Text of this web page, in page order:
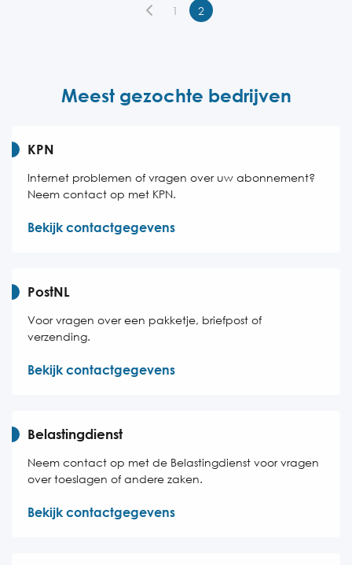
1 2
Meest gezochte bedrijven
KPN
Internet problemen of vragen over uw abonnement?
Neem contact op met KPN.
Bekijk contactgegevens
PostNL
Voor vragen over een pakketje, briefpost of
verzending.
Bekijk contactgegevens
Belastingdienst
Neem contact op met de Belastingdienst voor vragen
over toeslagen of andere zaken.
Bekijk contactgegevens